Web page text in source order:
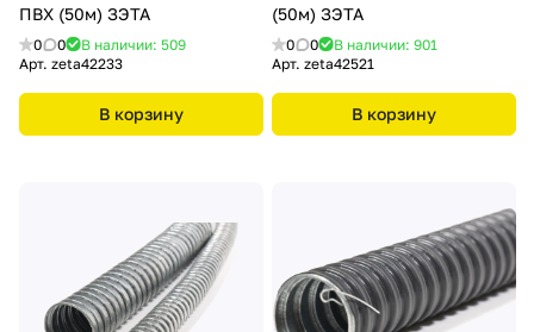
ПВХ (50м) ЗЭТА
0 0
В наличии: 509
Арт. zeta42233
В корзину
(50м) ЗЭТА
0 0
В наличии: 901
Арт. zeta42521
В корзину